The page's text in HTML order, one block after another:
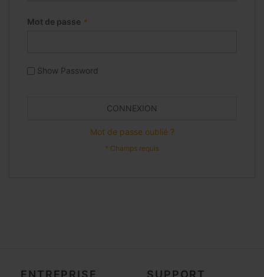
Mot de passe
Show Password
CONNEXION
Mot de passe oublié ?